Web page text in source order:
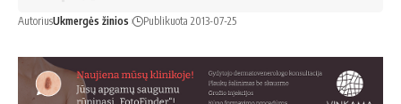
AutoriusUkmergės žinios Publikuota 2013-07-25